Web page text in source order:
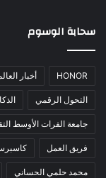
سحابة الوسوم
HONOR أخبار
التحول الرقمي
جامعة الفرات الأوسط
فريق العمل
محمد حلمي الحساني